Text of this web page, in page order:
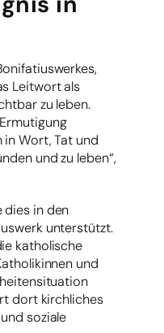
Leitwort als
zu leben.
in Wort, Tat und
und zu leben“,
dies in den
unterstützt.
katholische
und
dort kirchliches
soziale